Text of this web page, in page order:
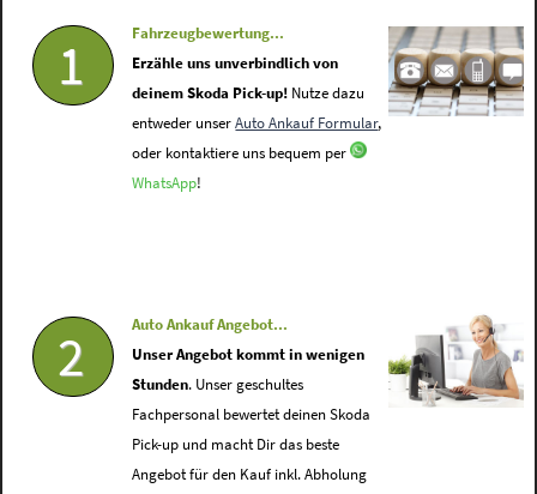
1
Fahrzeugbewertung...
Erzähle uns unverbindlich von
deinem Skoda Pick-up! Nutze dazu
entweder unserAuto Ankauf Formular,
oder kontaktiere uns bequem per
WhatsApp!
2
Auto Ankauf Angebot...
Unser Angebot kommt in wenigen
Stunden. Unser geschultes
Fachpersonal bewertet deinen Skoda
Pick-up und macht Dir das beste
Angebot für den Kauf inkl. Abholung